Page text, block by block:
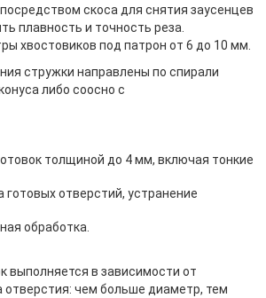
скоса для снятия заусенцев
плавность и точность реза.
хвостовиков под патрон от 6 до 10 мм.
стружки направлены по спирали
либо соосно с
толщиной до 4 мм, включая тонкие
готовых отверстий, устранение
обработка.
выполняется в зависимости от
отверстия: чем больше диаметр, тем